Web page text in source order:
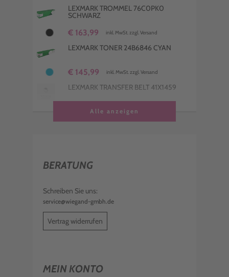
LEXMARK TROMMEL 76C0PK0
SCHWARZ
€ 163,99 inkl. MwSt. zzgl. Versand
LEXMARK TONER 24B6846 CYAN
€ 145,99 inkl. MwSt. zzgl. Versand
LEXMARK TRANSFER BELT 41X1459
€ 631,99 inkl. MwSt. zzgl. Versand
LEXMARK TONER 24B6848 YELLOW
€ 146,99
Alle anzeigen
BERATUNG
Schreiben Sie uns:
service@wiegand-gmbh.de
Vertrag widerrufen
MEIN KONTO